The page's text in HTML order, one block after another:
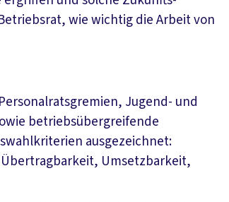
wie wichtig die Arbeit von
Jugend- und
betriebsübergreifende
ausgezeichnet:
Umsetzbarkeit,